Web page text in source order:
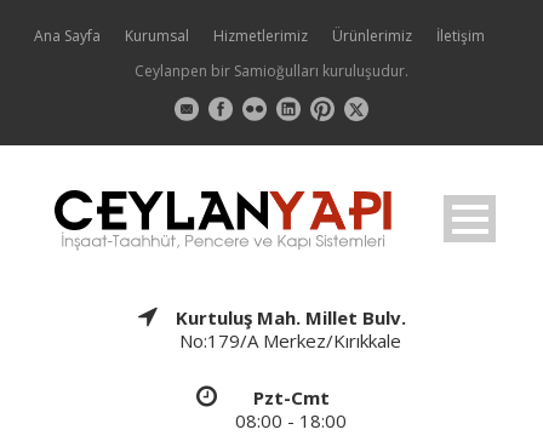
Ana Sayfa Kurumsal Hizmetlerimiz Ürünlerimiz
İletişim
Ceylanpen bir Samioğulları kuruluşudur.
Kurtuluş Mah. Millet Bulv.
No:179/A Merkez/Kırıkkale
Pzt-Cmt
08:00 - 18:00